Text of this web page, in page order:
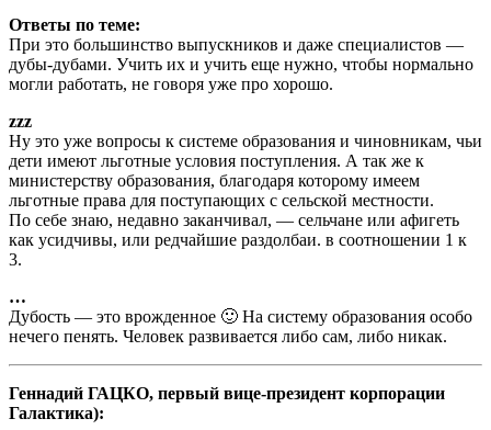
Ответы по теме:
При это большинство выпускников и даже специалистов —
дубы-дубами. Учить их и учить еще нужно, чтобы нормально
могли работать, не говоря уже про хорошо.
zzz
Ну это уже вопросы к системе образования и чиновникам, чьи
дети имеют льготные условия поступления. А так же к
министерству образования, благодаря которому имеем
льготные права для поступающих с сельской местности.
По себе знаю, недавно заканчивал, — сельчане или афигеть
как усидчивы, или редчайшие раздолбаи. в соотношении 1 к
3.
…
Дубость — это врожденное 🙂 На систему образования особо
нечего пенять. Человек развивается либо сам, либо никак.
Геннадий ГАЦКО, первый вице-президент корпорации
Галактика):